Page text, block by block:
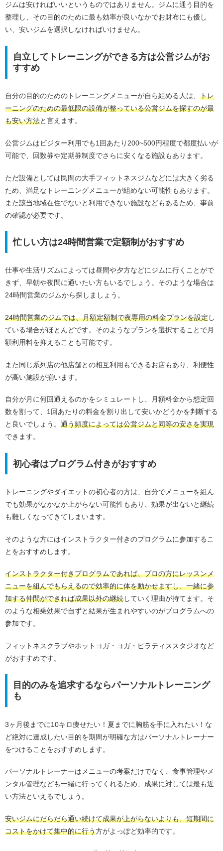
ジムは安ければいいというものではありません。ジムに通う目的を
整理し、その目的のために最も効率が良いなかでお財布にも優し
い、安いジムを選択しなければいけません。
自立してトレーニングができる方は公営ジムがお
すすめ
自分の目的のためのトレーニングメニューが自ら組める人は、 トレ
ーニングのための最低限の設備が整っている公営ジムを探すのが最
も安い方法と言えます。
公営ジムはビジター利用でも1回あたり200~500円程度で都度払いが
可能で、回数券や定期券制度でさらに安くなる施設もあります。
ただ設備としては民間の大手フィットネスジムなどには大きく劣る
ため、満足なトレーニングメニューが組めない可能性もあります。
また該当地域在住でないと利用できない施設などもあるため、事前
の確認が必要です。
忙しい方は24時間営業で定額制がおすすめ
仕事や生活リズムによっては昼間や夕方などにジムに行くことがで
きず、早朝や夜間に通いたい方もいるでしょう。そのような場合は
24時間営業のジムから探しましょう。
24時間営業のジムでは、月額定額制で夜専用の料金プランを設定し
ている場合がほとんどです。そのようなプランを選択することで月
額利用料を抑えることも可能です。
また同じ系列店の他店舗との相互利用もできるお店もあり、利便性
が高い施設が揃います。
自分が月に何回通えるのかをシミュレートし、月額料金から想定回
数を割って、1回あたりの料金を割り出して安いかどうかを判断する
と良いでしょう。 通う頻度によっては公営ジムと同等の安さを実現
できます。
初心者はプログラム付きがおすすめ
トレーニングやダイエットの初心者の方は、自分でメニューを組ん
でも効果がなかなか上がらない可能性もあり、効果が出ないと継続
も難しくなってきてしまいます。
そのような方にはインストラクター付きのプログラムに参加するこ
とをおすすめします。
インストラクター付きプログラムであれば、プロの方にレッスンメ
ニューを組んでもらえるので効率的に体を動かせますし、一緒に参
加する仲間ができれば成果以外の継続していく理由が持てます。そ
のような相乗効果で自ずと結果が生まれやすいのがプログラムへの
参加です。
フィットネスクラブやホットヨガ・ヨガ・ピラティススタジオなど
がおすすめです。
目的のみを追求するならパーソナルトレーニング
も
3ヶ月後までに10キロ痩せたい！夏までに胸筋を手に入れたい！な
ど絶対に達成したい目的を期間が明確な方はパーソナルトレーナー
をつけることをおすすめします。
パーソナルトレーナーはメニューの考案だけでなく、食事管理やメ
ンタル管理なども一緒に行ってくれるため、成果に対しては最も近
い方法といえるでしょう。
安いジムにだらだら通い続けて成果が上がらないよりも、短期間に
コストをかけて集中的に行う方がよっぽど効率的です。